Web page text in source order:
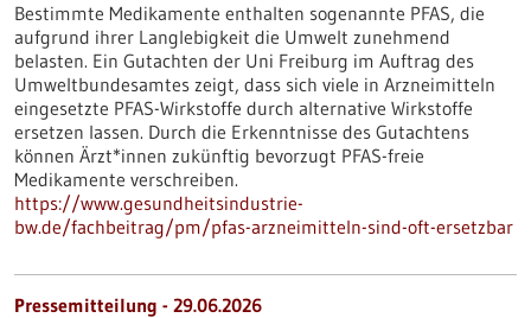
Bestimmte Medikamente enthalten sogenannte PFAS, die
aufgrund ihrer Langlebigkeit die Umwelt zunehmend
belasten. Ein Gutachten der Uni Freiburg im Auftrag des
Umweltbundesamtes zeigt, dass sich viele in Arzneimitteln
eingesetzte PFAS-Wirkstoffe durch alternative Wirkstoffe
ersetzen lassen. Durch die Erkenntnisse des Gutachtens
können Ärzt*innen zukünftig bevorzugt PFAS-freie
Medikamente verschreiben.
https://www.gesundheitsindustrie-
bw.de/fachbeitrag/pm/pfas-arzneimitteln-sind-oft-ersetzbar
Pressemitteilung - 29.06.2026